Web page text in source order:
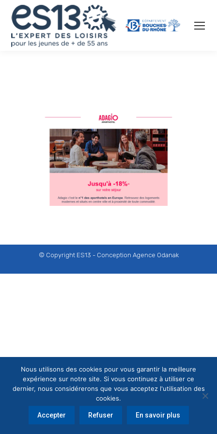
© Copyright ES13 - Conception Agence Odanak
Nous utilisons des cookies pour vous garantir la meilleure
expérience sur notre site. Si vous continuez à utiliser ce
dernier, nous considérerons que vous acceptez l'utilisation des
cookies.
Accepter Refuser En savoir plus